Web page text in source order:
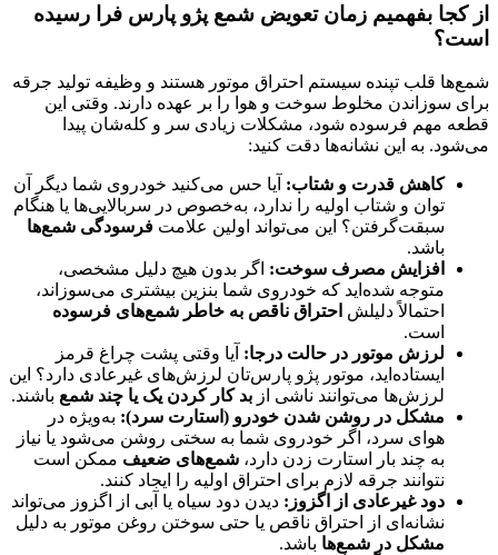
از کجا بفهمیم زمان تعویض شمع پژو پارس فرا رسیده
است؟
شمع‌ها قلب تپنده سیستم احتراق موتور هستند و وظیفه تولید جرقه
برای سوزاندن مخلوط سوخت و هوا را بر عهده دارند. وقتی این
قطعه مهم فرسوده شود، مشکلات زیادی سر و کله‌شان پیدا
می‌شود. به این نشانه‌ها دقت کنید:
کاهش قدرت و شتاب: آیا حس می‌کنید خودروی شما دیگر آن
توان و شتاب اولیه را ندارد، به‌خصوص در سربالایی‌ها یا هنگام
سبقت‌گرفتن؟ این می‌تواند اولین علامت فرسودگی شمع‌ها
باشد.
افزایش مصرف سوخت: اگر بدون هیچ دلیل مشخصی،
متوجه شده‌اید که خودروی شما بنزین بیشتری می‌سوزاند،
احتمالاً دلیلش احتراق ناقص به خاطر شمع‌های فرسوده
است.
لرزش موتور در حالت درجا: آیا وقتی پشت چراغ قرمز
ایستاده‌اید، موتور پژو پارس‌تان لرزش‌های غیرعادی دارد؟ این
لرزش‌ها می‌توانند ناشی از بد کار کردن یک یا چند شمع باشند.
مشکل در روشن شدن خودرو (استارت سرد): به‌ویژه در
هوای سرد، اگر خودروی شما به سختی روشن می‌شود یا نیاز
به چند بار استارت زدن دارد، شمع‌های ضعیف ممکن است
نتوانند جرقه لازم برای احتراق اولیه را ایجاد کنند.
دود غیرعادی از اگزوز: دیدن دود سیاه یا آبی از اگزوز می‌تواند
نشانه‌ای از احتراق ناقص یا حتی سوختن روغن موتور به دلیل
مشکل در شمع‌ها باشد.